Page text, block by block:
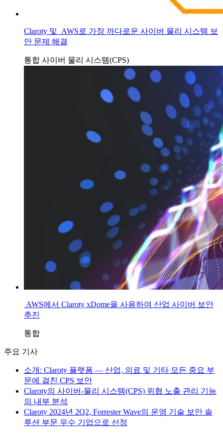
Claroty 및 AWS로 가장 까다로운 사이버 물리 시스템 보
안 문제 해결
통합 사이버 물리 시스템(CPS)
AWS에서 Claroty xDome을 사용하여 산업 사이버 보안
추진
통합
주요 기사
소개: Claroty 플랫폼 — 산업, 의료 및 기타 모든 중요 부
문에 걸친 CPS 보안
Claroty의 사이버-물리 시스템(CPS) 위협 노출 관리 기능
의 내부 분석
Claroty 2024년 2Q2, Forrester Wave의 운영 기술 보안 솔
루션 부문 우수 기업으로 선정